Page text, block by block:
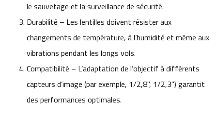
le sauvetage et la surveillance de sécurité.
Durabilité – Les lentilles doivent résister aux
changements de température, à l’humidité et même aux
vibrations pendant les longs vols.
Compatibilité – L’adaptation de l’objectif à différents
capteurs d’image (par exemple, 1/2,8", 1/2,3") garantit
des performances optimales.